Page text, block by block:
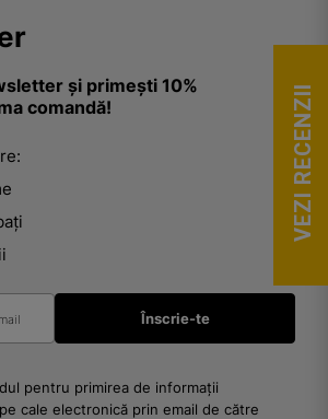
și primești 10%
comandă!
pentru primirea de informații
cale electronică prin email de către
VEZI RECENZII